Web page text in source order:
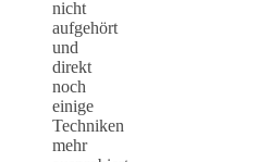
nicht
aufgehört
und
direkt
noch
einige
Techniken
mehr